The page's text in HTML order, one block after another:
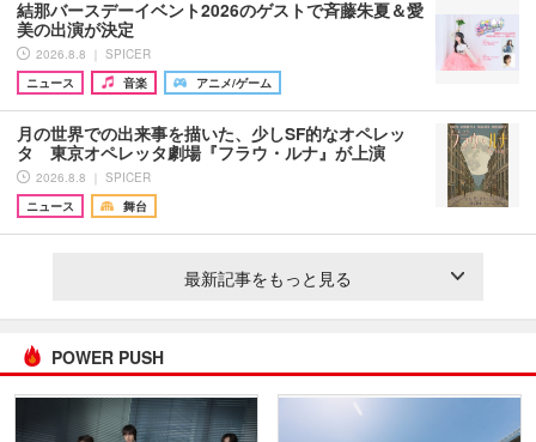
結那バースデーイベント2026のゲストで斉藤朱夏＆愛
美の出演が決定
2026.8.8 ｜ SPICER
ニュース
音楽 アニメ/ゲーム
月の世界での出来事を描いた、少しSF的なオペレッ
タ 東京オペレッタ劇場『フラウ・ルナ』が上演
2026.8.8 ｜ SPICER
ニュース
舞台
最新記事をもっと見る
POWER PUSH